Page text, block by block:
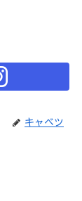
キャベツ